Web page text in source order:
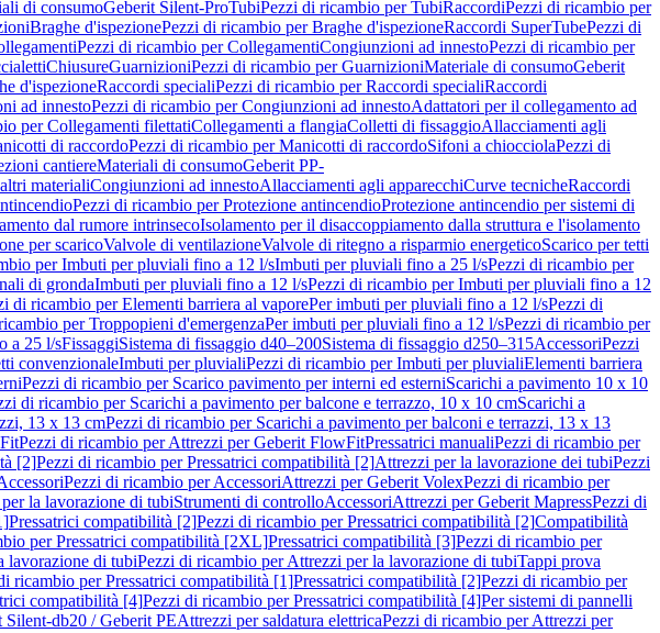
di consumoGeberit Silent-ProTubiPezzi di ricambio per TubiRaccordiPezzi di ricambio per
Braghe d'ispezionePezzi di ricambio per Braghe d'ispezioneRaccordi SuperTubePezzi di
Pezzi di ricambio per CollegamentiCongiunzioni ad innestoPezzi di ricambio per
ChiusureGuarnizioniPezzi di ricambio per GuarnizioniMateriale di consumoGeberit
d'ispezioneRaccordi specialiPezzi di ricambio per Raccordi specialiRaccordi
ad innestoPezzi di ricambio per Congiunzioni ad innestoAdattatori per il collegamento ad
per Collegamenti filettatiCollegamenti a flangiaColletti di fissaggioAllacciamenti agli
di raccordoPezzi di ricambio per Manicotti di raccordoSifoni a chiocciolaPezzi di
cantiereMateriali di consumoGeberit PP-
materialiCongiunzioni ad innestoAllacciamenti agli apparecchiCurve tecnicheRaccordi
Pezzi di ricambio per Protezione antincendioProtezione antincendio per sistemi di
dal rumore intrinsecoIsolamento per il disaccoppiamento dalla struttura e l'isolamento
per scaricoValvole di ventilazioneValvole di ritegno a risparmio energeticoScarico per tetti
per Imbuti per pluviali fino a 12 l/sImbuti per pluviali fino a 25 l/sPezzi di ricambio per
di grondaImbuti per pluviali fino a 12 l/sPezzi di ricambio per Imbuti per pluviali fino a 12
di ricambio per Elementi barriera al vaporePer imbuti per pluviali fino a 12 l/sPezzi di
per Troppopieni d'emergenzaPer imbuti per pluviali fino a 12 l/sPezzi di ricambio per
a 25 l/sFissaggiSistema di fissaggio d40–200Sistema di fissaggio d250–315AccessoriPezzi
convenzionaleImbuti per pluvialiPezzi di ricambio per Imbuti per pluvialiElementi barriera
Pezzi di ricambio per Scarico pavimento per interni ed esterniScarichi a pavimento 10 x 10
di ricambio per Scarichi a pavimento per balcone e terrazzo, 10 x 10 cmScarichi a
13 x 13 cmPezzi di ricambio per Scarichi a pavimento per balconi e terrazzi, 13 x 13
Pezzi di ricambio per Attrezzi per Geberit FlowFitPressatrici manualiPezzi di ricambio per
[2]Pezzi di ricambio per Pressatrici compatibilità [2]Attrezzi per la lavorazione dei tubiPezzi
Pezzi di ricambio per AccessoriAttrezzi per Geberit VolexPezzi di ricambio per
la lavorazione di tubiStrumenti di controlloAccessoriAttrezzi per Geberit MapressPezzi di
Pressatrici compatibilità [2]Pezzi di ricambio per Pressatrici compatibilità [2]Compatibilità
per Pressatrici compatibilità [2XL]Pressatrici compatibilità [3]Pezzi di ricambio per
lavorazione di tubiPezzi di ricambio per Attrezzi per la lavorazione di tubiTappi prova
ricambio per Pressatrici compatibilità [1]Pressatrici compatibilità [2]Pezzi di ricambio per
compatibilità [4]Pezzi di ricambio per Pressatrici compatibilità [4]Per sistemi di pannelli
db20 / Geberit PEAttrezzi per saldatura elettricaPezzi di ricambio per Attrezzi per